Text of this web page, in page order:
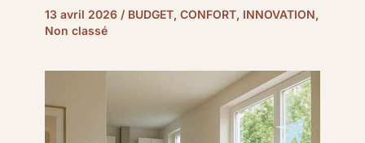
13 avril 2026 / BUDGET, CONFORT, INNOVATION,
Non classé